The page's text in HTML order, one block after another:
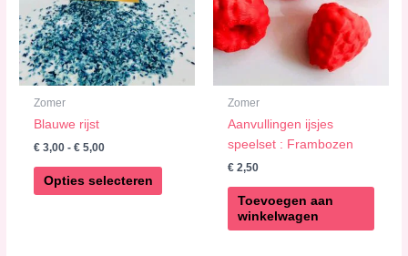
Zomer
Blauwe rijst
€ 3,00 - € 5,00
Opties selecteren
Deze
optie
kan
gekozen
Zomer
Aanvullingen ijsjes
speelset : Frambozen
€ 2,50
Toevoegen aan
winkelwagen